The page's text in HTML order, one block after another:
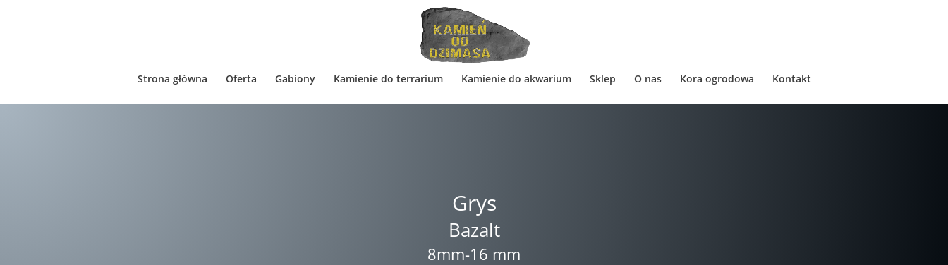
Strona główna Oferta Gabiony Kamienie do terrarium Kamienie do akwarium Sklep O nas Kora ogrodowa Kontakt
Grys
Bazalt
8mm-16 mm